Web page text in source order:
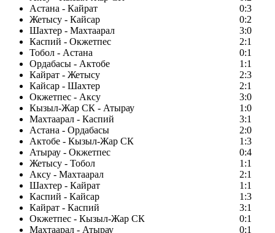
Астана - Кайрат
0:3
Жетысу - Кайсар
0:2
Шахтер - Махтаарал
3:0
Каспий - Окжетпес
2:1
Тобол - Астана
0:1
Ордабасы - Актобе
1:1
Кайрат - Жетысу
2:3
Кайсар - Шахтер
2:1
Окжетпес - Аксу
3:0
Кызыл-Жар СК - Атырау
1:0
Махтаарал - Каспий
3:1
Астана - Ордабасы
2:0
Актобе - Кызыл-Жар СК
1:3
Атырау - Окжетпес
0:4
Жетысу - Тобол
1:1
Аксу - Махтаарал
2:1
Шахтер - Кайрат
1:1
Каспий - Кайсар
1:3
Кайрат - Каспий
3:1
Окжетпес - Кызыл-Жар СК
0:1
Махтаарал - Атырау
0:1